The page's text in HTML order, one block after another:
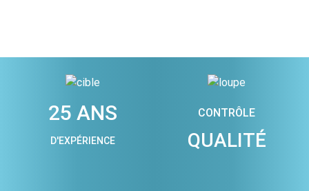
25 ANS
D'EXPÉRIENCE
CONTRÔLE
QUALITÉ